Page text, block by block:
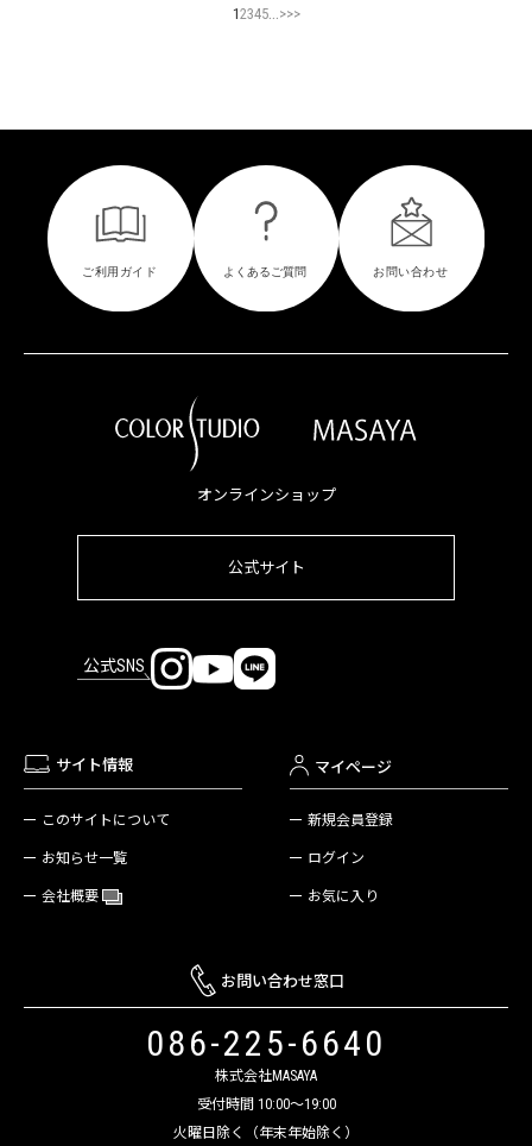
12345...>>>
オンラインショップ
公式サイト
公式SNS
サイト情報
このサイトについて
お知らせ一覧
会社概要
マイページ
新規会員登録
ログイン
お気に入り
お問い合わせ窓口
086-225-6640
株式会社MASAYA
受付時間 10:00～19:00
火曜日除く（年末年始除く）